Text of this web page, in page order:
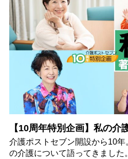
【10周年特別企画】私の介
介護ポストセブン開設から10
の介護について語ってきました